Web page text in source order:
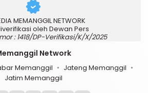
MEMANGGIL NETWORK
oleh Dewan Pers
: 1418/DP-Verifikasi/K/X/2025
Network
Memanggil
Jateng Memanggil
Jatim Memanggil